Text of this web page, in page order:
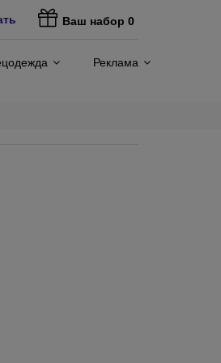
Ваш набор 0
Реклама